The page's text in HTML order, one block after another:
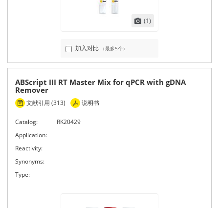
(1)
加入对比 （最多5个）
ABScript III RT Master Mix for qPCR with gDNA
Remover
文献引用 (313) 说明书
Catalog:
RK20429
Application:
Reactivity:
Synonyms:
Type: